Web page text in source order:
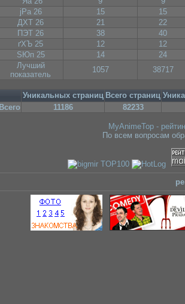
јРа 26
15
15
ДХТ 26
21
22
ПЭТ 26
38
40
ґХЪ 25
12
12
ЅЮп 25
14
24
Лучший
показатель
1057 38717
Уникальных страниц Всего страниц
Всего
11186 82233
MyAnimeTop -
По всем вопросам